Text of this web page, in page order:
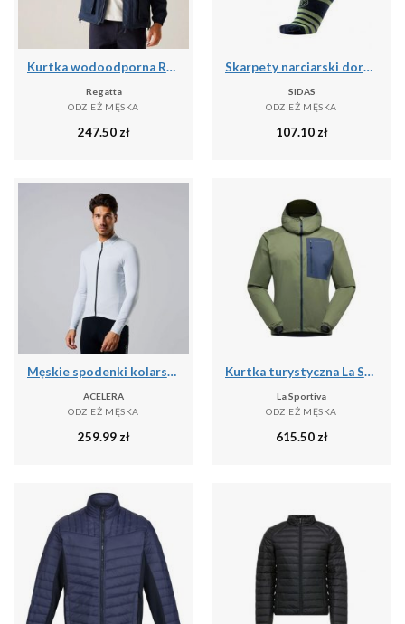
Kurtka wodoodporna Regatta Bayano II
Regatta
ODZIEŻ MĘSKA
247.50 zł
Skarpety narciarski dorosly Sidas Ski Touring LV cienka grubosc
SIDAS
ODZIEŻ MĘSKA
107.10 zł
Męskie spodenki kolarskie do kolarstwa górskiego
ACELERA
ODZIEŻ MĘSKA
259.99 zł
Kurtka turystyczna La Sportiva Wall Breeze Stretch
La Sportiva
ODZIEŻ MĘSKA
615.50 zł